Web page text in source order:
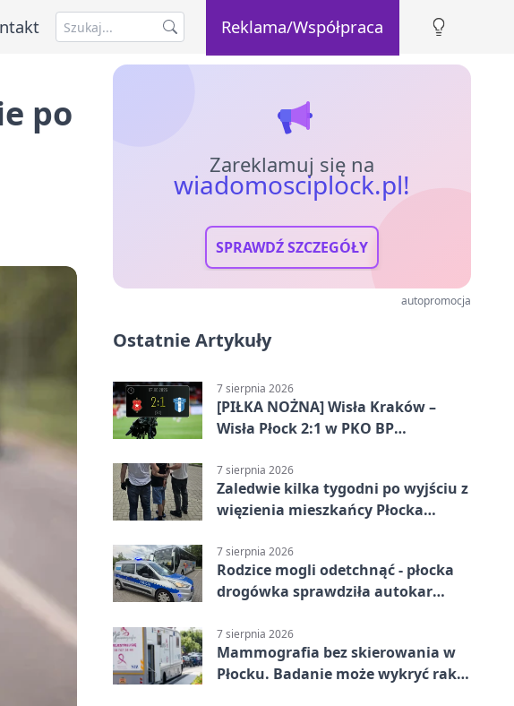
Reklama/Współpraca
po
Zareklamuj się na
wiadomosciplock.pl!
SPRAWDŹ SZCZEGÓŁY
autopromocja
Ostatnie Artykuły
7 sierpnia 2026
[PIŁKA NOŻNA] Wisła Kraków –
Wisła Płock 2:1 w PKO BP
rozstrzygnęli mecz przed przerwą
7 sierpnia 2026
Zaledwie kilka tygodni po wyjściu z
więzienia mieszkańcy Płocka
7 sierpnia 2026
Rodzice mogli odetchnąć - płocka
drogówka sprawdziła autokar
7 sierpnia 2026
Mammografia bez skierowania w
Płocku. Badanie może wykryć raka,